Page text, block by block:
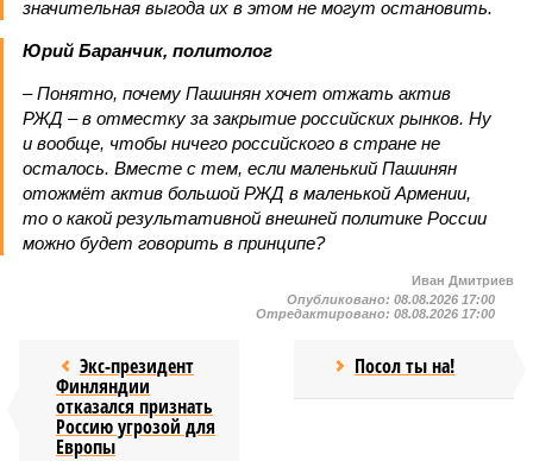
значительная выгода их в этом не могут остановить.
Юрий Баранчик, политолог
– Понятно, почему Пашинян хочет отжать актив
РЖД – в отместку за закрытие российских рынков. Ну
и вообще, чтобы ничего российского в стране не
осталось. Вместе с тем, если маленький Пашинян
отожмёт актив большой РЖД в маленькой Армении,
то о какой результативной внешней политике России
можно будет говорить в принципе?
Иван Дмитриев
Опубликовано: 08.08.2026 17:00
Отредактировано: 08.08.2026 17:00
Экс-президент
Финляндии
отказался признать
Россию угрозой для
Европы
Посол ты на!